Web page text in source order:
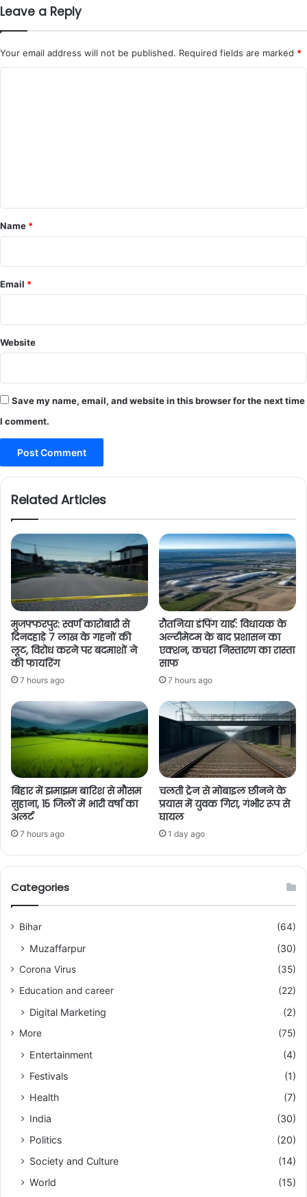
Leave a Reply
Your email address will not be published. Required fields are marked *
*
Name *
Email *
Website
Save my name, email, and website in this browser for the next time
I comment.
Related Articles
मुजफ्फरपुर: स्वर्ण कारोबारी से
दिनदहाड़े 7 लाख के गहनों की
लूट, विरोध करने पर बदमाशों ने
की फायरिंग
7 hours ago
रौतनिया डंपिंग यार्ड: विधायक के
अल्टीमेटम के बाद प्रशासन का
एक्शन, कचरा निस्तारण का रास्ता
साफ
7 hours ago
बिहार में झमाझम बारिश से मौसम
सुहाना, 15 जिलों में भारी वर्षा का
अलर्ट
7 hours ago
चलती ट्रेन से मोबाइल छीनने के
प्रयास में युवक गिरा, गंभीर रूप से
घायल
1 day ago
Categories
Bihar (64)
Muzaffarpur (30)
Corona Virus
(35)
Education and career
(22)
Digital Marketing (2)
More (75)
Entertainment
(4)
Festivals
(1)
Health
(7)
India
(30)
Politics
(20)
Society and Culture
(14)
World
(15)